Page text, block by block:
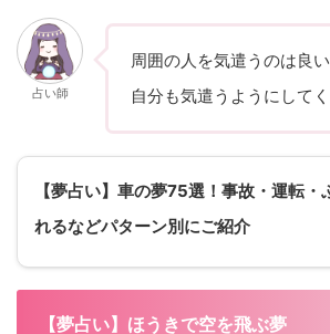
占い師
周囲の人を気遣うのは良
自分も気遣うようにしてく
【夢占い】車の夢75選！事故・運転・
れるなどパターン別にご紹介
【夢占い】ほうきで空を飛ぶ夢